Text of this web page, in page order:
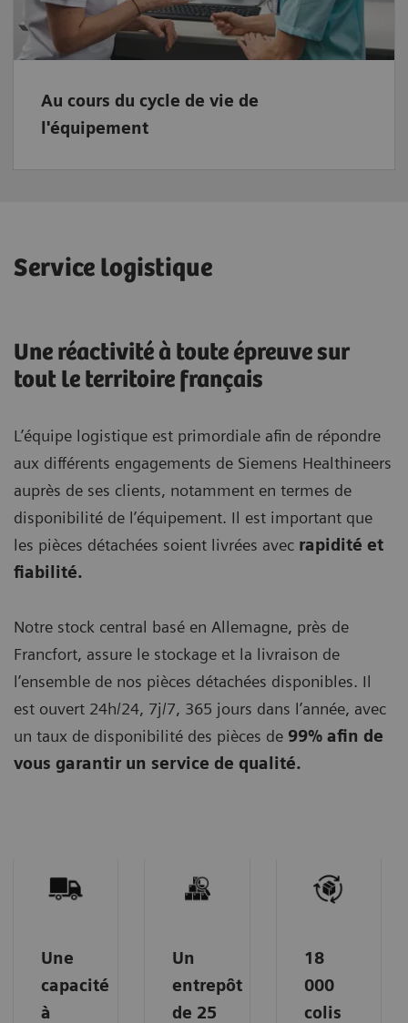
Au cours du cycle de vie de
l'équipement
Service logistique
Une réactivité à toute épreuve sur
tout le territoire français
L’équipe logistique est primordiale afin de répondre
aux différents engagements de Siemens Healthineers
auprès de ses clients, notamment en termes de
disponibilité de l’équipement. Il est important que
les pièces détachées soient livrées avec rapidité et
fiabilité.
Notre stock central basé en Allemagne, près de
Francfort, assure le stockage et la livraison de
l’ensemble de nos pièces détachées disponibles. Il
est ouvert 24h/24, 7j/7, 365 jours dans l’année, avec
un taux de disponibilité des pièces de 99% afin de
vous garantir un service de qualité.
Une
capacité
à
Un
entrepôt
de 25
18
000
colis